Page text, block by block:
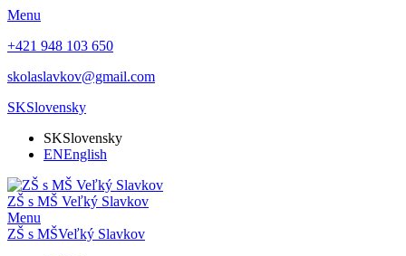
Menu
+421 948 103 650
skolaslavkov@gmail.com
SKSlovensky
SKSlovensky
ENEnglish
ZŠ s MŠ Veľký Slavkov
Menu
ZŠ s MŠVeľký Slavkov